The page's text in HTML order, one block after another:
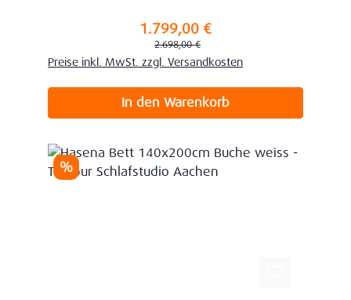
Verkaufspreis:1.799,00 €
Regulärer Preis:
2.698,00 €
Preise inkl. MwSt. zzgl. Versandkosten
In den Warenkorb
Rabatt
%